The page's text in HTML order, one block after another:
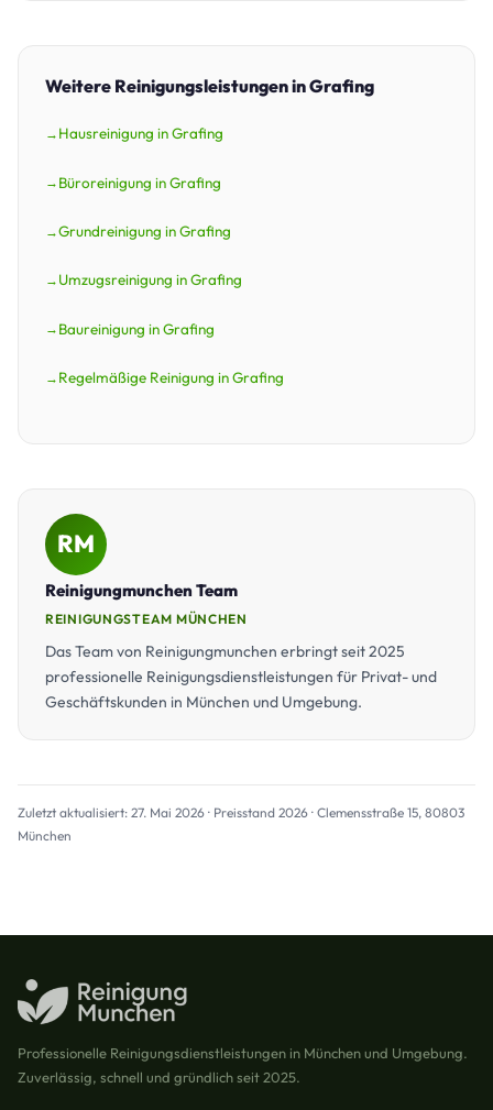
Weitere Reinigungsleistungen in Grafing
Hausreinigung in Grafing
Büroreinigung in Grafing
Grundreinigung in Grafing
Umzugsreinigung in Grafing
Baureinigung in Grafing
Regelmäßige Reinigung in Grafing
RM
Reinigungmunchen Team
REINIGUNGSTEAM MÜNCHEN
Das Team von Reinigungmunchen erbringt seit 2025
professionelle Reinigungsdienstleistungen für Privat- und
Geschäftskunden in München und Umgebung.
Zuletzt aktualisiert: 27. Mai 2026 · Preisstand 2026 · Clemensstraße 15, 80803
München
Professionelle Reinigungsdienstleistungen in München und Umgebung.
Zuverlässig, schnell und gründlich seit 2025.